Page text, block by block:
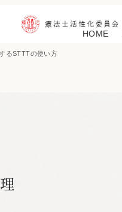
HOME
るSTTTの使い方